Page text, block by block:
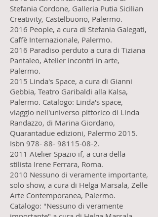
Stefania Cordone, Galleria Putia Sicilian
Creativity, Castelbuono, Palermo.
2016 People, a cura di Stefania Galegati,
Caffè Internazionale, Palermo.
2016 Paradiso perduto a cura di Tiziana
Pantaleo, Atelier incontri in arte,
Palermo.
2015 Linda's Space, a cura di Gianni
Gebbia, Teatro Garibaldi alla Kalsa,
Palermo. Catalogo: Linda's space,
viaggio nell'universo pittorico di Linda
Randazzo, di Marina Giordano,
Quarantadue edizioni, Palermo 2015.
Isbn 978- 88- 98115-08-2.
2011 Atelier Spazio if, a cura della
stilista Irene Ferrara, Roma.
2010 Nessuno di veramente importante,
solo show, a cura di Helga Marsala, Zelle
Arte Contemporanea, Palermo.
Catalogo: "Nessuno di veramente